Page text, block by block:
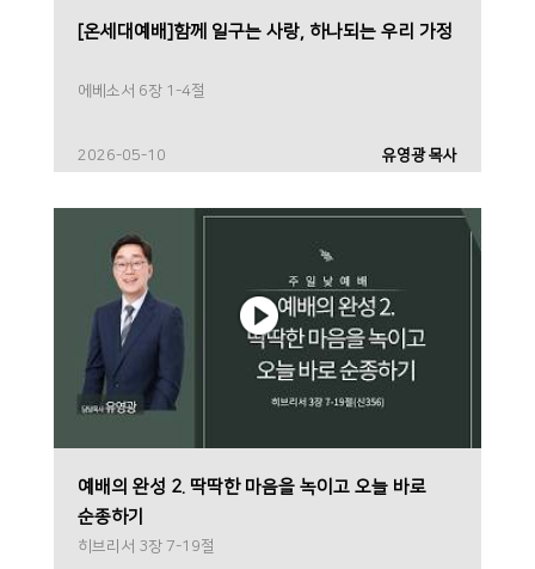
[온세대예배]함께 일구는 사랑, 하나되는 우리 가정
에베소서 6장 1-4절
2026-05-10 유영광 목사
예배의 완성 2. 딱딱한 마음을 녹이고 오늘 바로
순종하기
히브리서 3장 7-19절